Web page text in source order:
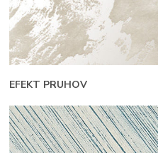
EFEKT PRUHOV